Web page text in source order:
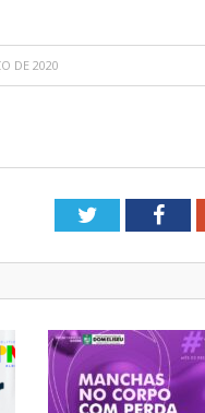
DE 2020
Twitter